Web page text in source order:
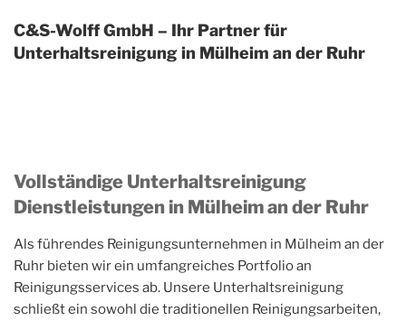
C&S-Wolff GmbH – Ihr Partner für
Unterhaltsreinigung in Mülheim an der Ruhr
Vollständige Unterhaltsreinigung
Dienstleistungen in Mülheim an der Ruhr
Als führendes Reinigungsunternehmen in Mülheim an der
Ruhr bieten wir ein umfangreiches Portfolio an
Reinigungsservices ab. Unsere Unterhaltsreinigung
schließt ein sowohl die traditionellen Reinigungsarbeiten,